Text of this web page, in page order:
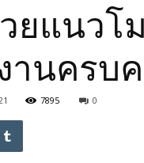
ยแนวโ
านครบ
7895 0